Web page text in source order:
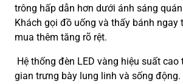
trông hấp dẫn hơn dưới ánh sáng
Khách gọi đồ uống và thấy bánh ngay
mua thêm tăng rõ rệt.
Hệ thống đèn LED vàng hiệu suất cao
gian trưng bày lung linh và sống động.